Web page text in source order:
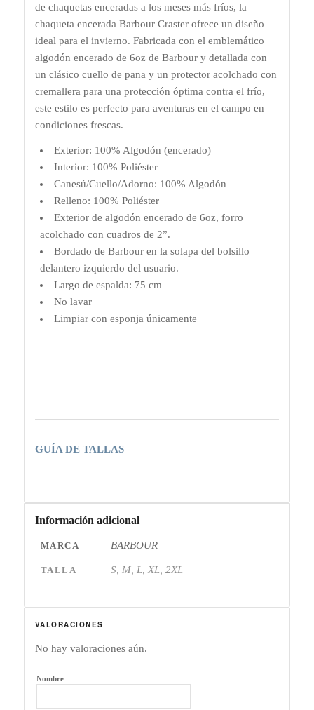
de chaquetas enceradas a los meses más fríos, la
chaqueta encerada Barbour Craster ofrece un diseño
ideal para el invierno. Fabricada con el emblemático
algodón encerado de 6oz de Barbour y detallada con
un clásico cuello de pana y un protector acolchado con
cremallera para una protección óptima contra el frío,
este estilo es perfecto para aventuras en el campo en
condiciones frescas.
Exterior: 100% Algodón (encerado)
Interior: 100% Poliéster
Canesú/Cuello/Adorno: 100% Algodón
Relleno: 100% Poliéster
Exterior de algodón encerado de 6oz, forro
acolchado con cuadros de 2”.
Bordado de Barbour en la solapa del bolsillo
delantero izquierdo del usuario.
Largo de espalda: 75 cm
No lavar
Limpiar con esponja únicamente
GUÍA DE TALLAS
Información adicional
MARCA BARBOUR
TALLA S, M, L, XL, 2XL
VALORACIONES
No hay valoraciones aún.
Nombre